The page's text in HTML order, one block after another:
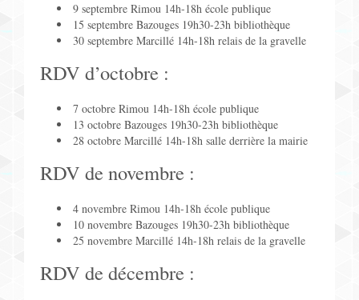
9 septembre Rimou 14h-18h école publique
15 septembre Bazouges 19h30-23h bibliothèque
30 septembre Marcillé 14h-18h relais de la gravelle
RDV d’octobre :
7 octobre Rimou 14h-18h école publique
13 octobre Bazouges 19h30-23h bibliothèque
28 octobre Marcillé 14h-18h salle derrière la mairie
RDV de novembre :
4 novembre Rimou 14h-18h école publique
10 novembre Bazouges 19h30-23h bibliothèque
25 novembre Marcillé 14h-18h relais de la gravelle
RDV de décembre :